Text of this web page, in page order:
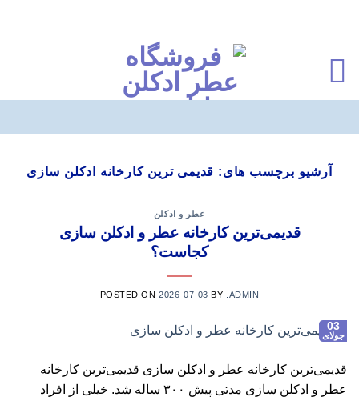
آرشیو برچسب های: قدیمی ترین کارخانه ادکلن سازی
عطر و ادکلن
قدیمی‌ترین کارخانه عطر و ادکلن سازی
کجاست؟
POSTED ON2026-07-03 BY .ADMIN
03
جولای
قدیمی‌ترین کارخانه عطر و ادکلن سازی قدیمی‌ترین کارخانه
عطر و ادکلن سازی مدتی پیش ۳۰۰ ساله شد. خیلی از افراد